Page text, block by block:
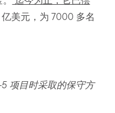
亿美元，为 7000 多名
项目时采取的保守方